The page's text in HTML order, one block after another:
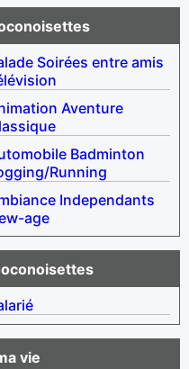
Soirées entre amis
Aventure
Badminton
Running
Independants
age
vie